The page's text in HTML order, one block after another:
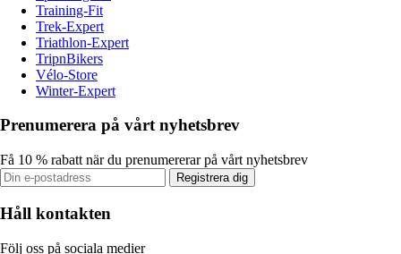
Training-Fit
Trek-Expert
Triathlon-Expert
TripnBikers
Vélo-Store
Winter-Expert
Prenumerera på vårt nyhetsbrev
Få 10 % rabatt när du prenumererar på vårt nyhetsbrev
Registrera dig
Håll kontakten
Följ oss på sociala medier